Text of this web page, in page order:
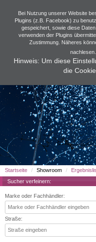
Startseite Showroom
Sucher verfeinern:
Marke oder Fachhändler:
Straße:
Bei Nutzung unserer Website
Plugins (z.B. Facebook) zu
gespeichert, sowie diese
verwenden der Plugins
Zustimmung. Näheres
nachlesen.
Hinweis: Um diese
die